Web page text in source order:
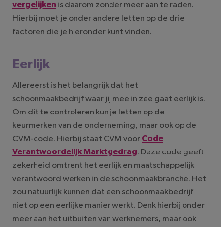
vergelijken is daarom zonder meer aan te raden.
Hierbij moet je onder andere letten op de drie
factoren die je hieronder kunt vinden.
Eerlijk
Allereerst is het belangrijk dat het
schoonmaakbedrijf waar jij mee in zee gaat eerlijk is.
Om dit te controleren kun je letten op de
keurmerken van de onderneming, maar ook op de
CVM-code. Hierbij staat CVM voor Code
Verantwoordelijk Marktgedrag. Deze code geeft
zekerheid omtrent het eerlijk en maatschappelijk
verantwoord werken in de schoonmaakbranche. Het
zou natuurlijk kunnen dat een schoonmaakbedrijf
niet op een eerlijke manier werkt. Denk hierbij onder
meer aan het uitbuiten van werknemers, maar ook